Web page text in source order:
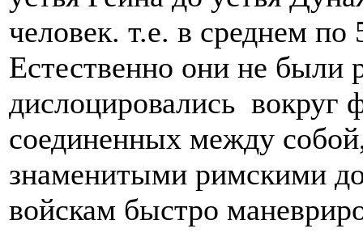
человек. т.е. в среднем
Естественно они не были
дислоцировались вокруг
соединенных между
знаменитыми римскими
войскам быстро